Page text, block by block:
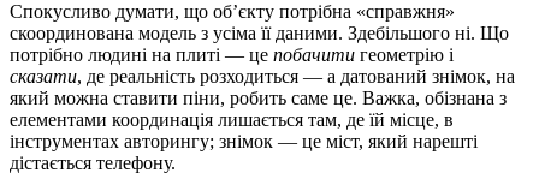
Спокусливо думати, що об’єкту потрібна «справжня»
скоординована модель з усіма її даними. Здебільшого ні. Що
потрібно людині на плиті — це побачити геометрію і
сказати, де реальність розходиться — а датований знімок, на
який можна ставити піни, робить саме це. Важка, обізнана з
елементами координація лишається там, де їй місце, в
інструментах авторингу; знімок — це міст, який нарешті
дістається телефону.